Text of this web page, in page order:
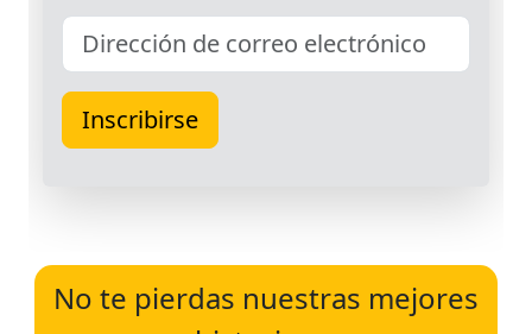
No te pierdas nuestras mejores